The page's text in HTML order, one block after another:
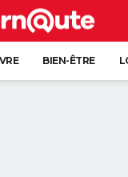
BIEN-ÊTRE